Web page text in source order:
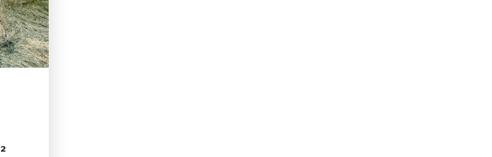
2